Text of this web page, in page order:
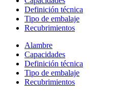
Definición técnica
Tipo de embalaje
Recubrimientos
Alambre
Capacidades
Definición técnica
Tipo de embalaje
Recubrimientos